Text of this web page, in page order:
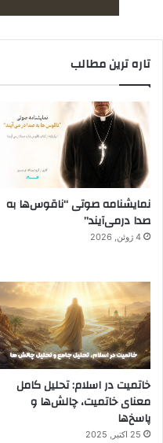
تاره ترین مطالب
نمایشنامه صوتی “ناقوس‌ها به
صدا در‌می‌آیند”
4 ژوئن, 2026
خاتمیت در اسلام: تحلیل کامل
معنای خاتمیت، چالش‌ها و
پاسخ‌ها
25 اکتبر, 2025